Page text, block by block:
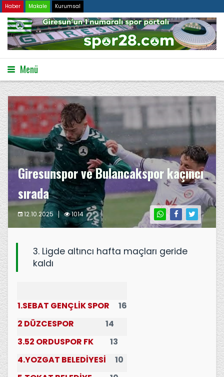
Haber Makale Kurumsal
Menü
Giresunspor ve Bulancakspor kaçıncı
sırada
12.10.2025 1014
3. Ligde altıncı hafta maçları geride
kaldı
1.SEBAT GENÇLİK SPOR 16
2 DÜZCESPOR 14
3.52 ORDUSPOR FK 13
4.YOZGAT BELEDİYESİ 10